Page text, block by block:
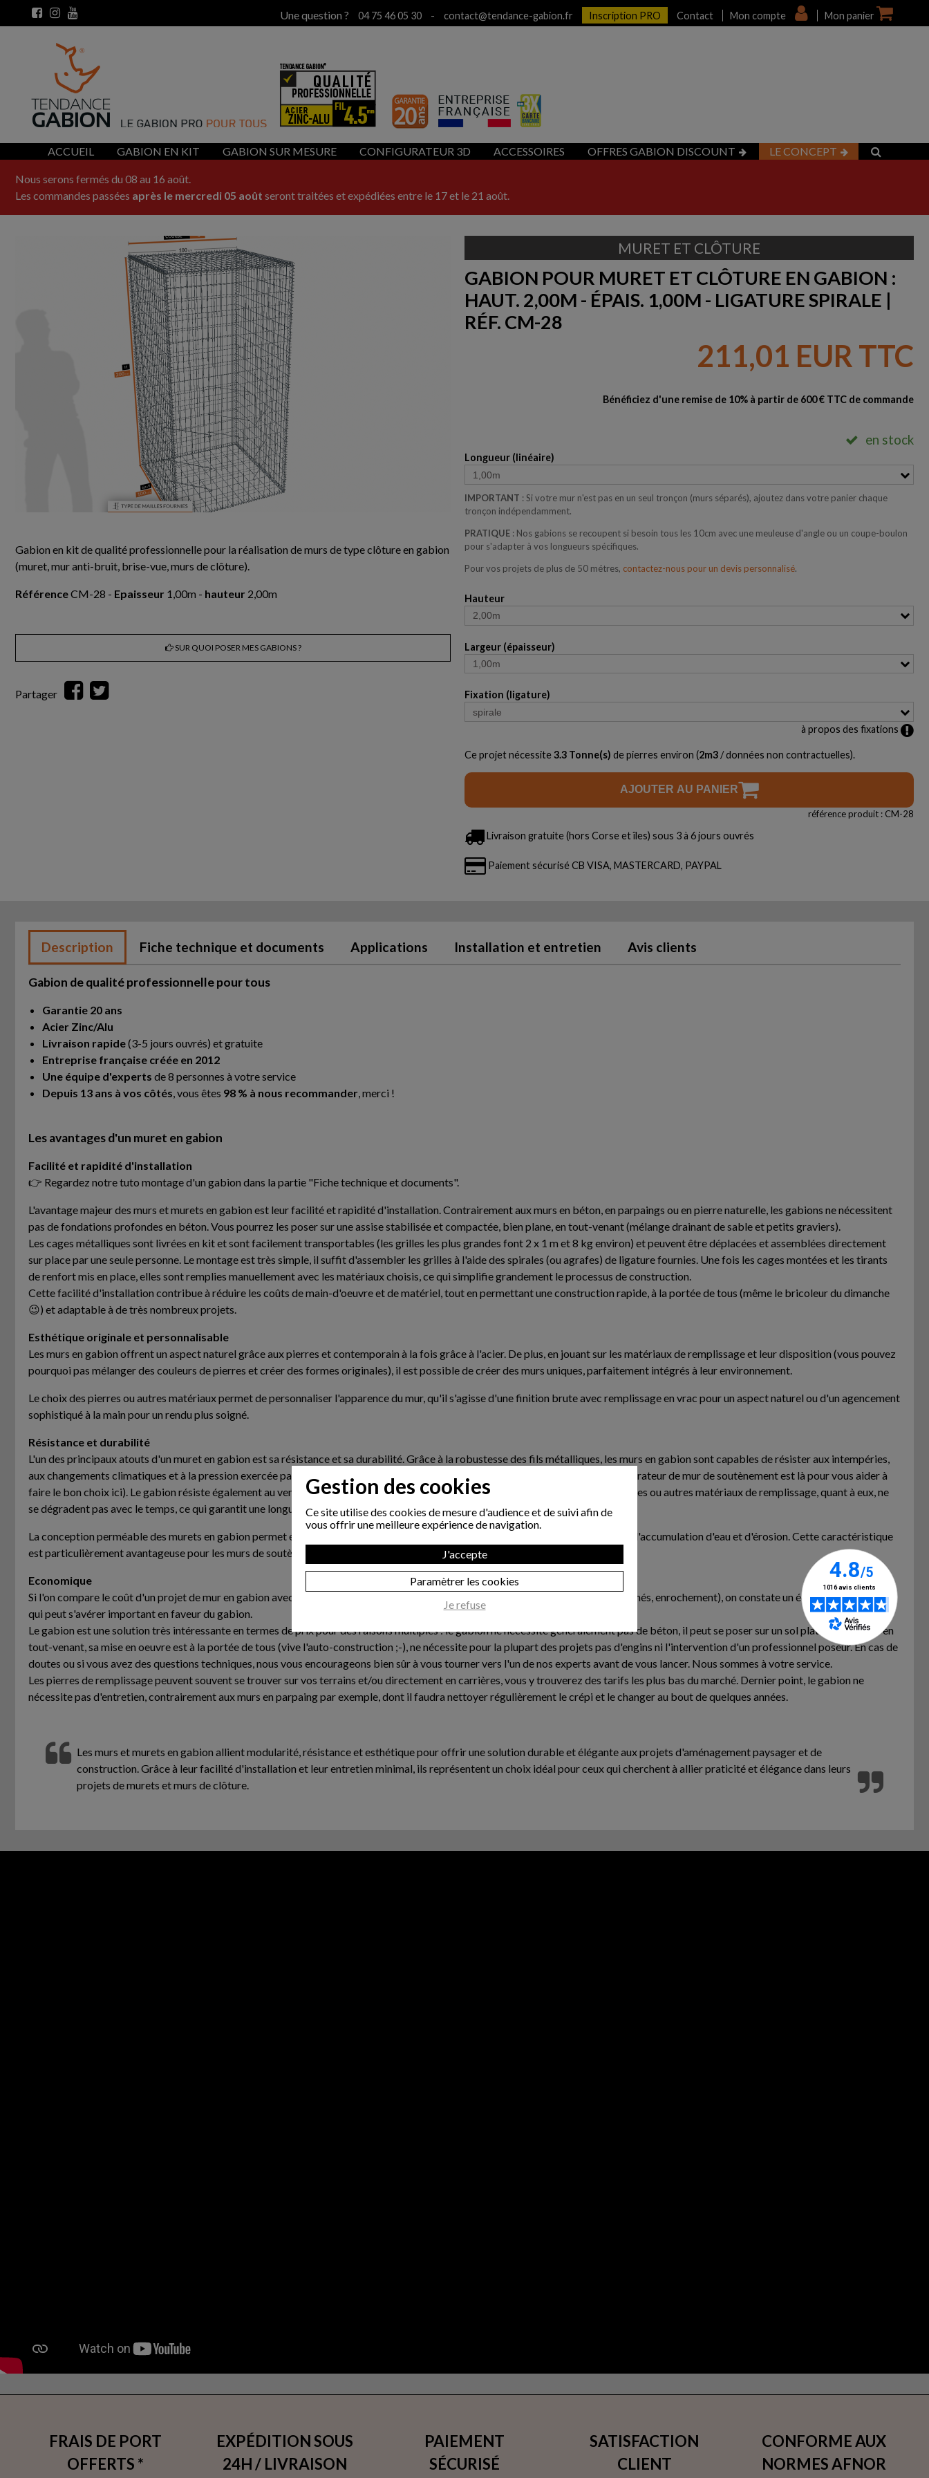
Gestion des cookies
Ce site utilise des cookies de mesure d'audience et de suivi afin de
vous offrir une meilleure expérience de navigation.
J'accepte
Paramètrer les cookies
Je refuse
Une question ? 04 75 46 05 30 - contact@tendance-gabion.fr Inscription PRO Contact Mon compte Mon panier
ACCUEIL GABION EN KIT GABION SUR MESURE CONFIGURATEUR 3D ACCESSOIRES OFFRES GABION DISCOUNT LE CONCEPT
Nous serons fermés du 08 au 16 août.
Les commandes passées après le mercredi 05 août seront traitées et expédiées entre le 17 et le 21 août.
Gabion en kit de qualité professionnelle pour la réalisation de murs de type clôture en gabion
(muret, mur anti-bruit, brise-vue, murs de clôture).
RéférenceCM-28 - Epaisseur 1,00m - hauteur 2,00m
SUR QUOI POSER MES GABIONS ?
Partager
MURET ET CLÔTURE
GABION POUR MURET ET CLÔTURE EN GABION :
HAUT. 2,00M - ÉPAIS. 1,00M - LIGATURE SPIRALE |
RÉF. CM-28
211,01 EUR TTC
Bénéficiez d'une remise de 10% à partir de 600 € TTC de commande
en stock
Longueur (linéaire)
IMPORTANT : Si votre mur n'est pas en un seul tronçon (murs séparés), ajoutez dans votre panier chaque
tronçon indépendamment.
PRATIQUE : Nos gabions se recoupent si besoin tous les 10cm avec une meuleuse d'angle ou un coupe-boulon
pour s'adapter à vos longueurs spécifiques.
Pour vos projets de plus de 50 métres, contactez-nous pour un devis personnalisé.
Hauteur
Largeur (épaisseur)
Fixation (ligature)
à propos des fixations
Ce projet nécessite3.3 Tonne(s) de pierres environ (2m3 / données non contractuelles).
AJOUTER AU PANIER
référence produit : CM-28
Livraison gratuite (hors Corse et îles) sous 3 à 6 jours ouvrés
Paiement sécurisé CB VISA, MASTERCARD, PAYPAL
Description Fiche technique et documents Applications Installation et entretien Avis clients
Gabion de qualité professionnelle pour tous
Garantie 20 ans
Acier Zinc/Alu
Livraison rapide(3-5 jours ouvrés) et gratuite
Entreprise française créée en 2012
Une équipe d'experts de 8 personnes à votre service
Depuis 13 ans à vos côtés, vous êtes 98 % à nous recommander, merci !
Les avantages d'un muret en gabion
Facilité et rapidité d'installation
👉 Regardez notre tuto montage d'un gabion dans la partie "Fiche technique et documents".
L'avantage majeur des murs et murets en gabion est leur facilité et rapidité d'installation. Contrairement aux murs en béton, en parpaings ou en pierre naturelle, les gabions ne nécessitent
pas de fondations profondes en béton. Vous pourrez les poser sur une assise stabilisée et compactée, bien plane, en tout-venant (mélange drainant de sable et petits graviers).
Les cages métalliques sont livrées en kit et sont facilement transportables (les grilles les plus grandes font 2 x 1 m et 8 kg environ) et peuvent être déplacées et assemblées directement
sur place par une seule personne. Le montage est très simple, il suffit d'assembler les grilles à l'aide des spirales (ou agrafes) de ligature fournies. Une fois les cages montées et les tirants
de renfort mis en place, elles sont remplies manuellement avec les matériaux choisis, ce qui simplifie grandement le processus de construction.
Cette facilité d'installation contribue à réduire les coûts de main-d'oeuvre et de matériel, tout en permettant une construction rapide, à la portée de tous (même le bricoleur du dimanche
😉) et adaptable à de très nombreux projets.
Esthétique originale et personnalisable
Les murs en gabion offrent un aspect naturel grâce aux pierres et contemporain à la fois grâce à l'acier. De plus, en jouant sur les matériaux de remplissage et leur disposition (vous pouvez
pourquoi pas mélanger des couleurs de pierres et créer des formes originales), il est possible de créer des murs uniques, parfaitement intégrés à leur environnement.
Le choix des pierres ou autres matériaux permet de personnaliser l'apparence du mur, qu'il s'agisse d'une finition brute avec remplissage en vrac pour un aspect naturel ou d'un agencement
sophistiqué à la main pour un rendu plus soigné.
Résistance et durabilité
L'un des principaux atouts d'un muret en gabion est sa résistance et sa durabilité. Grâce à la robustesse des fils métalliques, les murs en gabion sont capables de résister aux intempéries,
aux changements climatiques et à la pression exercée par le terrain, à condition d'avoir choisi les bonnes dimensions (notre configurateur de mur de soutènement est là pour vous aider à
faire le bon choix ici). Le gabion résiste également au vent, aux inondations et aux légers mouvements du sol, sans rompre. Les pierres ou autres matériaux de remplissage, quant à eux, ne
se dégradent pas avec le temps, ce qui garantit une longue durée de vie.
La conception perméable des murets en gabion permet également à l'eau de s'infiltrer entre les pierres, réduisant ainsi les risques d'accumulation d'eau et d'érosion. Cette caractéristique
est particulièrement avantageuse pour les murs de soutènement ou dans des zones à forte pluviométrie.
Economique
Si l'on compare le coût d'un projet de mur en gabion avec d'autre procédés plus traditionnels (agglos, murs en L, béton, béton banchés, enrochement), on constate un écart de tarif global
qui peut s'avérer important en faveur du gabion.
Le gabion est une solution très intéressante en termes de prix pour des raisons multiples : le gabion ne nécessite généralement pas de béton, il peut se poser sur un sol plat et compacté en
tout-venant, sa mise en oeuvre est à la portée de tous (vive l'auto-construction ;-), ne nécessite pour la plupart des projets pas d'engins ni l'intervention d'un professionnel poseur. En cas de
doutes ou si vous avez des questions techniques, nous vous encourageons bien sûr à vous tourner vers l'un de nos experts avant de vous lancer. Nous sommes à votre service.
Les pierres de remplissage peuvent souvent se trouver sur vos terrains et/ou directement en carrières, vous y trouverez des tarifs les plus bas du marché. Dernier point, le gabion ne
nécessite pas d'entretien, contrairement aux murs en parpaing par exemple, dont il faudra nettoyer régulièrement le crépi et le changer au bout de quelques années.
Les murs et murets en gabion allient modularité, résistance et esthétique pour offrir une solution durable et élégante aux projets d'aménagement paysager et de
construction. Grâce à leur facilité d'installation et leur entretien minimal, ils représentent un choix idéal pour ceux qui cherchent à allier praticité et élégance dans leurs
projets de murets et murs de clôture.
FRAIS DE PORT
OFFERTS *
EXPÉDITION SOUS
24H / LIVRAISON
PAIEMENT
SÉCURISÉ
SATISFACTION
CLIENT
CONFORME AUX
NORMES AFNOR